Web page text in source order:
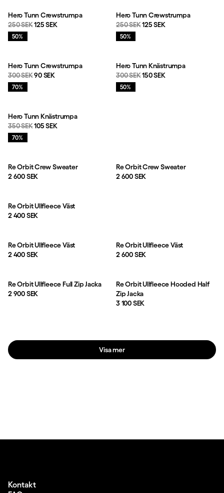
Hero Tunn Crewstrumpa
Originalpris:
250 SEKReapris:
125 SEK
Rea:
50%
Hero Tunn Crewstrumpa
Originalpris:
250 SEKReapris:
125 SEK
Rea:
50%
Hero Tunn Crewstrumpa
Originalpris:
300 SEKReapris
90 SEK
Rea:
70%
Hero Tunn Knästrumpa
Originalpris:
300 SEKReapris:
150 SEK
Rea:
50%
Hero Tunn Knästrumpa
Originalpris:
350 SEKReapris:
105 SEK
Rea:
70%
Re Orbit Crew Sweater
Pris:
2 600 SEK
Re Orbit Crew Sweater
Pris:
2 600 SEK
Re Orbit Ullfleece Väst
Pris:
2 400 SEK
Re Orbit Ullfleece Väst
Pris:
2 400 SEK
Re Orbit Ullfleece Väst
Pris:
2 600 SEK
Re Orbit Ullfleece Full Zip Jacka
Pris:
2 900 SEK
Re Orbit Ullfleece Hooded Half
Zip Jacka
Pris:
3 100 SEK
Visa mer
Kontakt